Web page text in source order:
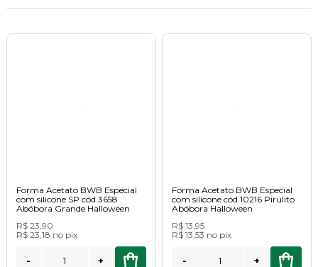
Forma Acetato BWB Especial
com silicone SP cód.3658
Abóbora Grande Halloween
R$ 23,90
R$ 23,18 no pix
- +
Forma Acetato BWB Especial
com silicone cód.10216 Pirulito
Abóbora Halloween
R$ 13,95
R$ 13,53 no pix
- +